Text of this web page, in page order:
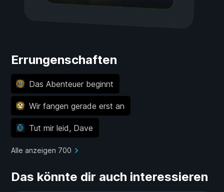
Errungenschaften
Das Abenteuer beginnt
Wir fangen gerade erst an
Tut mir leid, Dave
Alle anzeigen 700
Das könnte dir auch interessieren